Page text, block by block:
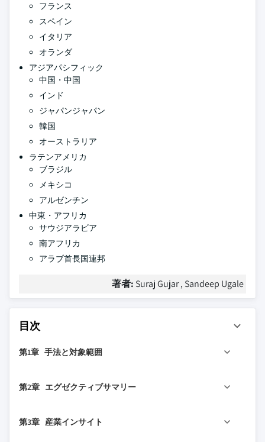
フランス
スペイン
イタリア
オランダ
アジアパシフィック
中国・中国
インド
ジャパンジャパン
韓国
オーストラリア
ラテンアメリカ
ブラジル
メキシコ
アルゼンチン
中東・アフリカ
サウジアラビア
南アフリカ
アラブ首長国連邦
著者: Suraj Gujar , Sandeep Ugale
目次
第1章 手法と対象範囲
1.2 調査設計
1.2.2 データ収集方法
第2章 エグゼクティブサマリー
第3章 産業インサイト